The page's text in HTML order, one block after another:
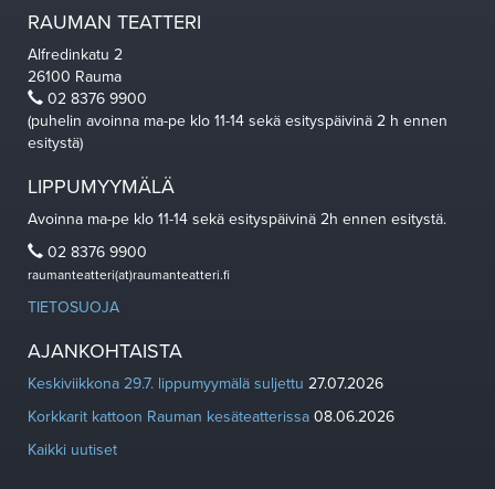
RAUMAN TEATTERI
Alfredinkatu 2
26100 Rauma
02 8376 9900
(puhelin avoinna ma-pe klo 11-14 sekä esityspäivinä 2 h ennen
esitystä)
LIPPUMYYMÄLÄ
Avoinna ma-pe klo 11-14 sekä esityspäivinä 2h ennen esitystä.
02 8376 9900
raumanteatteri(at)raumanteatteri.fi
TIETOSUOJA
AJANKOHTAISTA
Keskiviikkona 29.7. lippumyymälä suljettu 27.07.2026
Korkkarit kattoon Rauman kesäteatterissa 08.06.2026
Kaikki uutiset